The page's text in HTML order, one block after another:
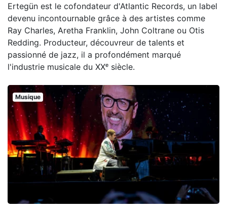
Ertegün est le cofondateur d'Atlantic Records, un label
devenu incontournable grâce à des artistes comme
Ray Charles, Aretha Franklin, John Coltrane ou Otis
Redding. Producteur, découvreur de talents et
passionné de jazz, il a profondément marqué
l'industrie musicale du XXᵉ siècle.
Musique